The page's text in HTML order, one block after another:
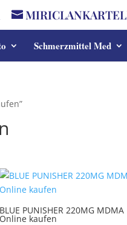
Schmerzmittel Med
BLUE PUNISHER 220MG MDMA
Online kaufen